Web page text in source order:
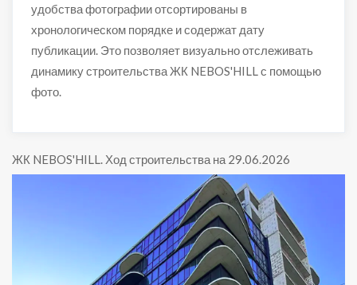
удобства фотографии отсортированы в
хронологическом порядке и содержат дату
публикации. Это позволяет визуально отслеживать
динамику строительства ЖК NEBOS'HILL с помощью
фото.
ЖК NEBOS'HILL. Ход строительства на 29.06.2026